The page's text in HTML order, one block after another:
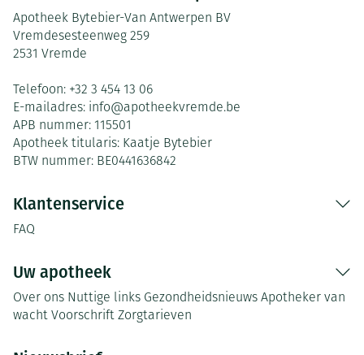
Apotheek Bytebier-Van Antwerpen BV
Vremdesesteenweg 259
2531 Vremde
Telefoon: +32 3 454 13 06
E-mailadres: info@apotheekvremde.be
APB nummer: 115501
Apotheek titularis: Kaatje Bytebier
BTW nummer: BE0441636842
Klantenservice
FAQ
Uw apotheek
Over ons Nuttige links Gezondheidsnieuws Apotheker van
wacht Voorschrift Zorgtarieven